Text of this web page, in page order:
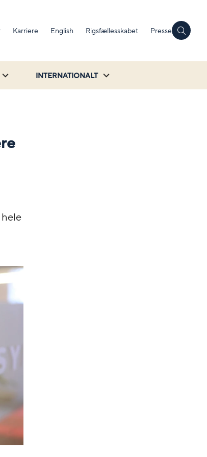
Karriere English Rigsfællesskabet Presse
INTERNATIONALT